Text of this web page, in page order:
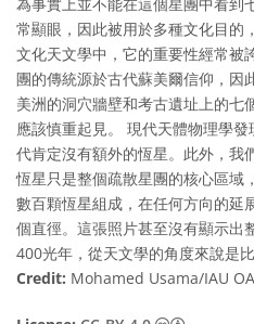
常顯眼，因此被用於多種文化目的
文化天文學中，它的重要性經常被
團的傳統源於古代蘇美爾信仰，因
美洲的洞穴牆壁和考古遺址上的七
應該慎重起見。 現代天體物理學
代肯定沒有額外的恆星。此外，我
恆星只是整個疏散星團的核心區域
數百顆恆星組成，在任何方向的延
個直徑。這張照片甚至沒有顯示出
400光年，從天文學的角度來說是比
Credit: Mohamed Usama/IAU